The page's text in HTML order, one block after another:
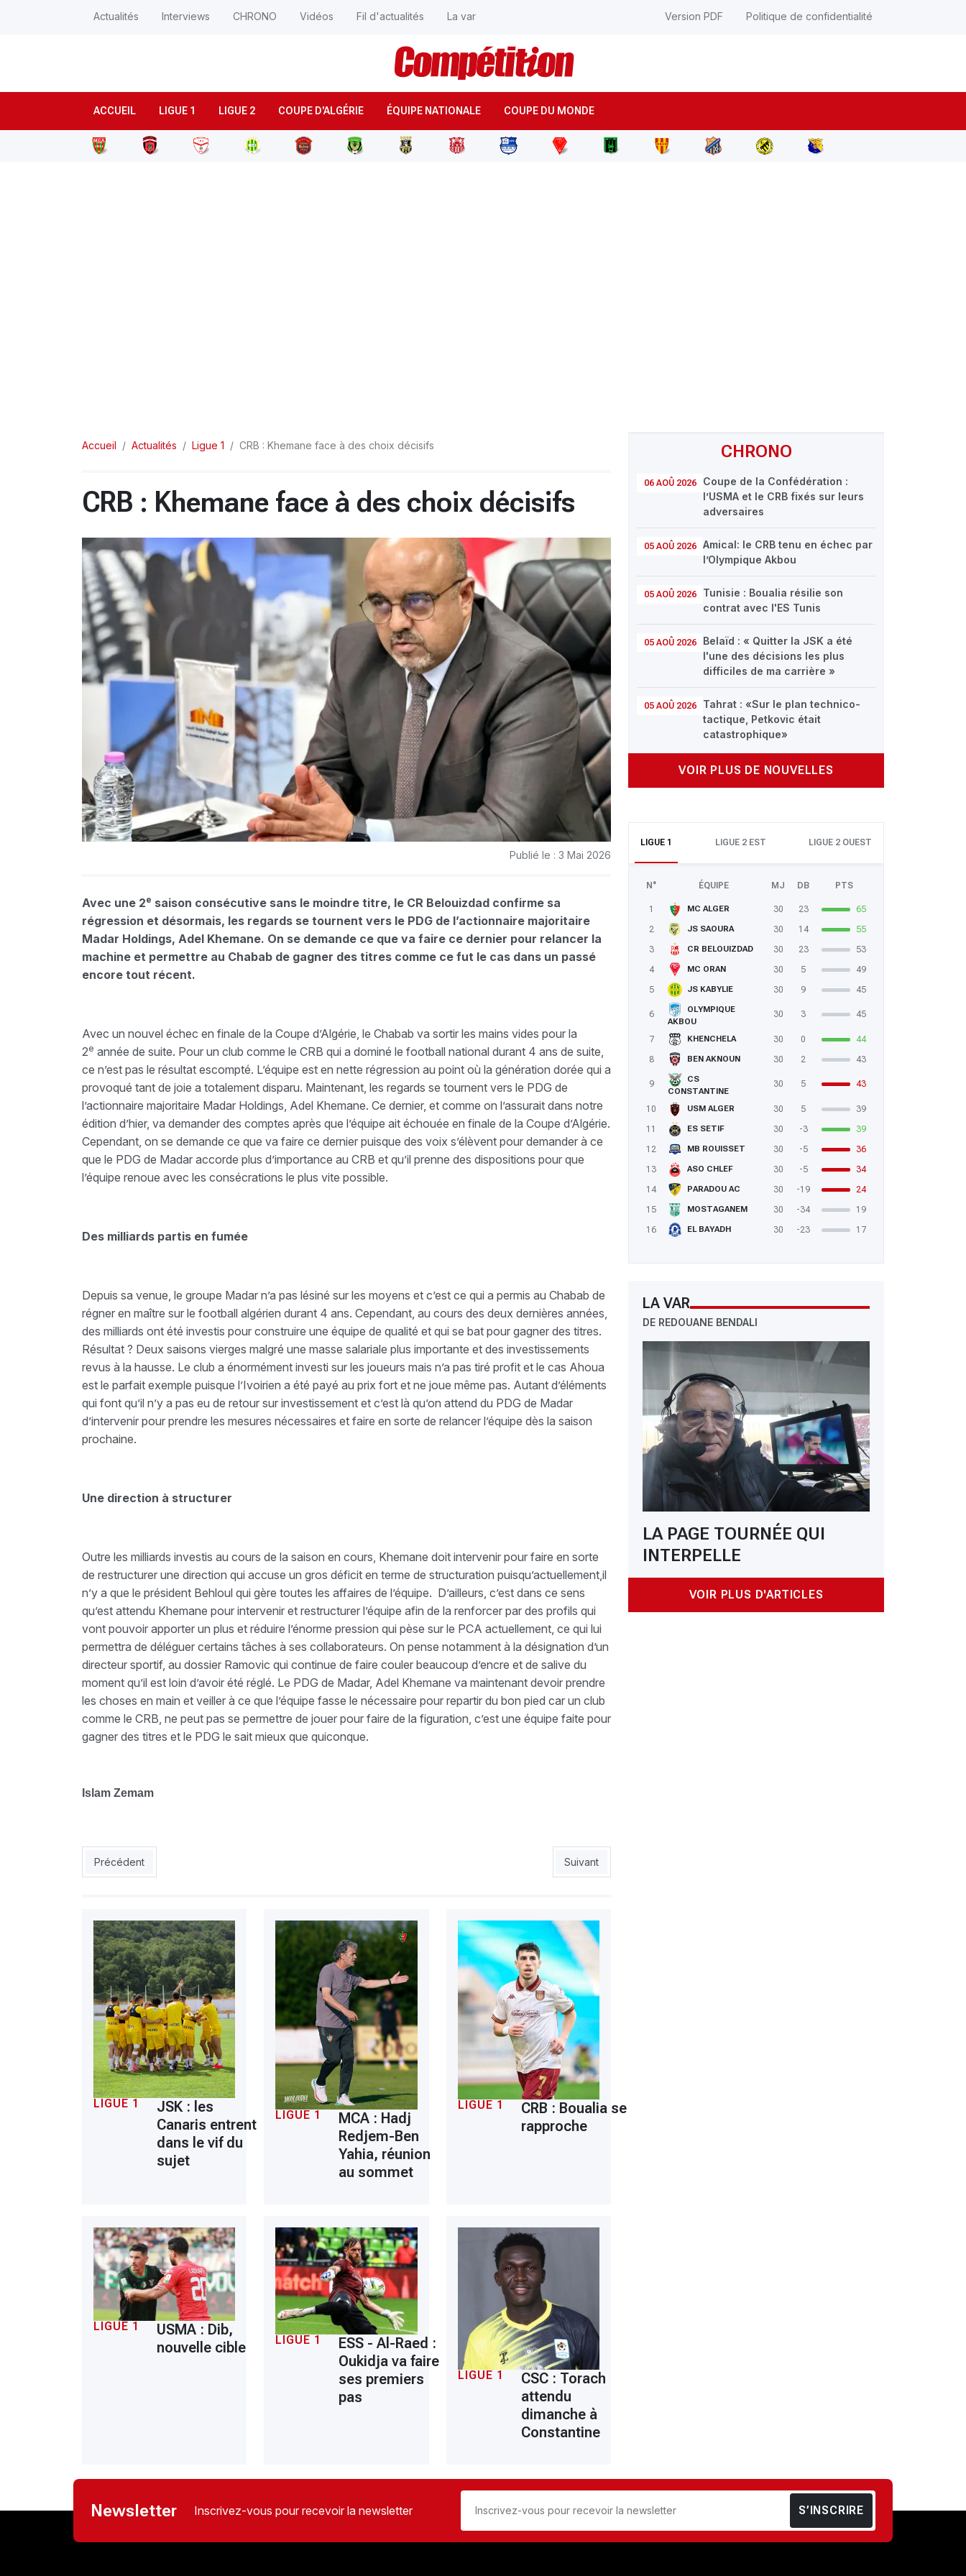
ACCUEIL LIGUE 1 LIGUE 2 COUPE D'ALGÉRIE ÉQUIPE NATIONALE COUPE DU MONDE
Actualités Interviews CHRONO Vidéos Fil d'actualités La var Version PDF Politique de confidentialité
CHRONO
06 AOÛ 2026
Coupe de la Confédération :
l’USMA et le CRB fixés sur leurs
adversaires
05 AOÛ 2026
Amical: le CRB tenu en échec par
l’Olympique Akbou
05 AOÛ 2026
Tunisie : Boualia résilie son
contrat avec l'ES Tunis
05 AOÛ 2026
Belaïd : « Quitter la JSK a été
l'une des décisions les plus
difficiles de ma carrière »
05 AOÛ 2026
Tahrat : «Sur le plan technico-
tactique, Petkovic était
catastrophique»
VOIR PLUS DE NOUVELLES
LIGUE 1 LIGUE 2 EST LIGUE 2 OUEST
N° ÉQUIPE MJ DB PTS
1 MC ALGER 30 23
65
2
JS SAOURA 30 14
55
3
CR BELOUIZDAD 30 23
53
4
MC ORAN 30 5
49
5
JS KABYLIE 30 9 45
6
OLYMPIQUE
AKBOU
30 3 45
7 KHENCHELA 30 0
44
8
BEN AKNOUN 30 2 43
9
CS
CONSTANTINE
30 5 43
10 USM ALGER 30 5
39
11
ES SETIF 30 -3
39
12
MB ROUISSET 30 -5
36
13
ASO CHLEF 30 -5
34
14
PARADOU AC 30 -19
24
15
MOSTAGANEM 30 -34
19
16
EL BAYADH 30 -23 17
LA VAR
DE REDOUANE BENDALI
LA PAGE TOURNÉE QUI
INTERPELLE
VOIR PLUS D'ARTICLES
Accueil Actualités Ligue 1 CRB : Khemane face à des choix décisifs
CRB : Khemane face à des choix décisifs
Publié le : 3 Mai 2026
Avec une 2e saison consécutive sans le moindre titre, le CR Belouizdad confirme sa
régression et désormais, les regards se tournent vers le PDG de l’actionnaire majoritaire
Madar Holdings, Adel Khemane. On se demande ce que va faire ce dernier pour relancer la
machine et permettre au Chabab de gagner des titres comme ce fut le cas dans un passé
encore tout récent.
Avec un nouvel échec en finale de la Coupe d’Algérie, le Chabab va sortir les mains vides pour la
2e année de suite. Pour un club comme le CRB qui a dominé le football national durant 4 ans de suite,
ce n’est pas le résultat escompté. L’équipe est en nette régression au point où la génération dorée qui a
provoqué tant de joie a totalement disparu. Maintenant, les regards se tournent vers le PDG de
l’actionnaire majoritaire Madar Holdings, Adel Khemane. Ce dernier, et comme on l’assurait dans notre
édition d’hier, va demander des comptes après que l’équipe ait échouée en finale de la Coupe d’Algérie.
Cependant, on se demande ce que va faire ce dernier puisque des voix s’élèvent pour demander à ce
que le PDG de Madar accorde plus d’importance au CRB et qu’il prenne des dispositions pour que
l’équipe renoue avec les consécrations le plus vite possible.
Des milliards partis en fumée
Depuis sa venue, le groupe Madar n’a pas lésiné sur les moyens et c’est ce qui a permis au Chabab de
régner en maître sur le football algérien durant 4 ans. Cependant, au cours des deux dernières années,
des milliards ont été investis pour construire une équipe de qualité et qui se bat pour gagner des titres.
Résultat ? Deux saisons vierges malgré une masse salariale plus importante et des investissements
revus à la hausse. Le club a énormément investi sur les joueurs mais n’a pas tiré profit et le cas Ahoua
est le parfait exemple puisque l’Ivoirien a été payé au prix fort et ne joue même pas. Autant d’éléments
qui font qu’il n’y a pas eu de retour sur investissement et c’est là qu’on attend du PDG de Madar
d’intervenir pour prendre les mesures nécessaires et faire en sorte de relancer l’équipe dès la saison
prochaine.
Une direction à structurer
Outre les milliards investis au cours de la saison en cours, Khemane doit intervenir pour faire en sorte
de restructurer une direction qui accuse un gros déficit en terme de structuration puisqu’actuellement,il
n’y a que le président Behloul qui gère toutes les affaires de l’équipe. D’ailleurs, c’est dans ce sens
qu’est attendu Khemane pour intervenir et restructurer l’équipe afin de la renforcer par des profils qui
vont pouvoir apporter un plus et réduire l’énorme pression qui pèse sur le PCA actuellement, ce qui lui
permettra de déléguer certains tâches à ses collaborateurs. On pense notamment à la désignation d’un
directeur sportif, au dossier Ramovic qui continue de faire couler beaucoup d’encre et de salive du
moment qu’il est loin d’avoir été réglé. Le PDG de Madar, Adel Khemane va maintenant devoir prendre
les choses en main et veiller à ce que l’équipe fasse le nécessaire pour repartir du bon pied car un club
comme le CRB, ne peut pas se permettre de jouer pour faire de la figuration, c’est une équipe faite pour
gagner des titres et le PDG le sait mieux que quiconque.
Islam Zemam
Article précédent : Ben Yahia : « On doit en finir, contre Rouissat »
Précédent Article suivant : ESS : Madasiru partira si...
Suivant
LIGUE 1
JSK : les
Canaris entrent
dans le vif du
sujet
LIGUE 1
MCA : Hadj
Redjem-Ben
Yahia, réunion
au sommet
LIGUE 1
CRB : Boualia se
rapproche
LIGUE 1
USMA : Dib,
nouvelle cible
LIGUE 1
ESS - Al-Raed :
Oukidja va faire
ses premiers
pas
LIGUE 1
CSC : Torach
attendu
dimanche à
Constantine
Newsletter Inscrivez-vous pour recevoir la newsletter S’INSCRIRE